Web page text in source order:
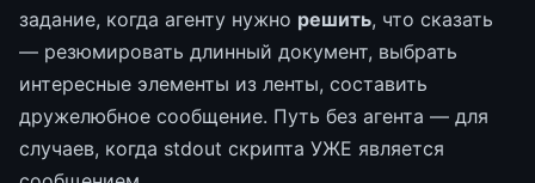
задание, когда агенту нужно решить, что сказать
— резюмировать длинный документ, выбрать
интересные элементы из ленты, составить
дружелюбное сообщение. Путь без агента — для
случаев, когда stdout скрипта УЖЕ является